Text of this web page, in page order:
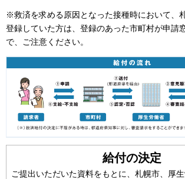
※救済を求める原因となった接種時において、
登録していた方は、登録のあった市町村が申請
で、ご注意ください。
給付の決定
ご提出いただいた資料をもとに、札幌市、厚